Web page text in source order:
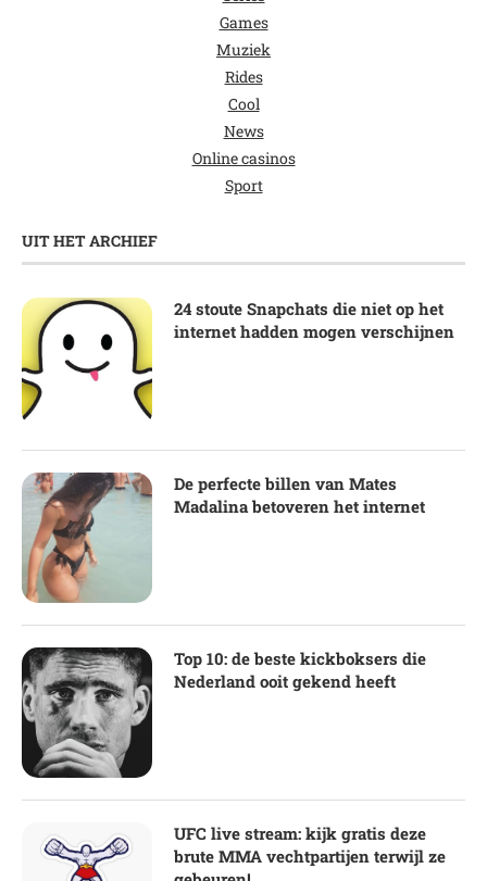
Games
Muziek
Rides
Cool
News
Online casinos
Sport
UIT HET ARCHIEF
24 stoute Snapchats die niet op het
internet hadden mogen verschijnen
De perfecte billen van Mates
Madalina betoveren het internet
Top 10: de beste kickboksers die
Nederland ooit gekend heeft
UFC live stream: kijk gratis deze
brute MMA vechtpartijen terwijl ze